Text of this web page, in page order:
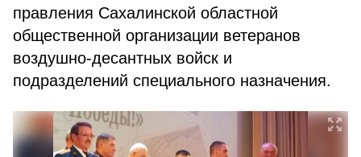
правления Сахалинской областной
общественной организации ветеранов
воздушно-десантных войск и
подразделений специального назначения.